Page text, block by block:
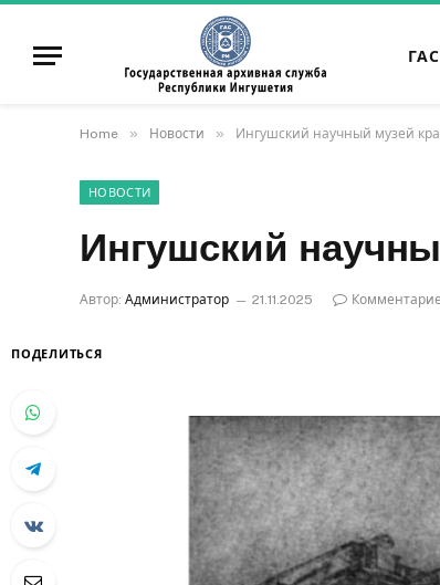
Home » Новости » Ингушский научный музей
НОВОСТИ
Ингушский
Автор: Администратор 21.11.2025
ПОДЕЛИТЬСЯ